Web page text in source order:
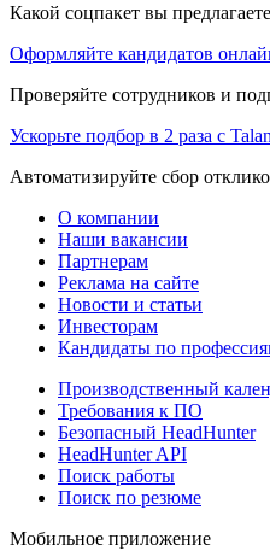
Какой соцпакет вы
Оформляйте кандидатов
Проверяйте сотрудников и
Ускорьте подбор в 2 раза с
Автоматизируйте сбор
О компании
Наши вакансии
Партнерам
Реклама на сайте
Новости и статьи
Инвесторам
Кандидаты по
Производственный
Требования к ПО
Безопасный HeadHunter
HeadHunter API
Поиск работы
Поиск по резюме
Мобильное приложение